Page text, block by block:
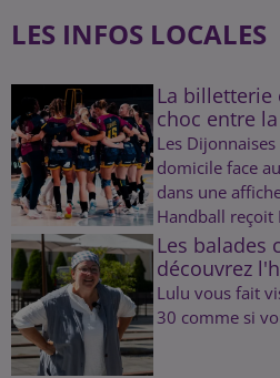
LES INFOS LOCALES
La billetterie
choc entre
Les
domicile face
dans une
Handball reçoit
Les balades
découvrez
Lulu vous fait
30 comme si